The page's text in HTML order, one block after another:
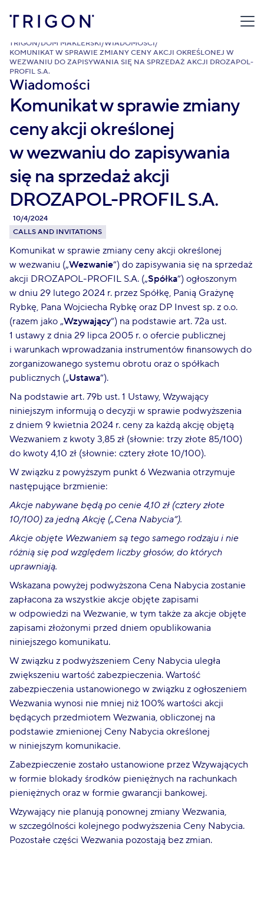
TRIGON/DOM MAKLERSKI/WIADOMOŚCI/
KOMUNIKAT W SPRAWIE ZMIANY CENY AKCJI OKREŚLONEJ W
WEZWANIU DO ZAPISYWANIA SIĘ NA SPRZEDAŻ AKCJI DROZAPOL-
PROFIL S.A.
Wiadomości
Komunikat w sprawie zmiany
ceny akcji określonej
w wezwaniu do zapisywania
się na sprzedaż akcji
DROZAPOL-PROFIL S.A.
10/4/2024
CALLS AND INVITATIONS
Komunikat w sprawie zmiany ceny akcji określonej
w wezwaniu („Wezwanie”) do zapisywania się na sprzedaż
akcji DROZAPOL-PROFIL S.A. („Spółka”) ogłoszonym
w dniu 29 lutego 2024 r. przez Spółkę, Panią Grażynę
Rybkę, Pana Wojciecha Rybkę oraz DP Invest sp. z o.o.
(razem jako „Wzywający”) na podstawie art. 72a ust.
1 ustawy z dnia 29 lipca 2005 r. o ofercie publicznej
i warunkach wprowadzania instrumentów finansowych do
zorganizowanego systemu obrotu oraz o spółkach
publicznych („Ustawa”).
Na podstawie art. 79b ust. 1 Ustawy, Wzywający
niniejszym informują o decyzji w sprawie podwyższenia
z dniem 9 kwietnia 2024 r. ceny za każdą akcję objętą
Wezwaniem z kwoty 3,85 zł (słownie: trzy złote 85/100)
do kwoty 4,10 zł (słownie: cztery złote 10/100).
W związku z powyższym punkt 6 Wezwania otrzymuje
następujące brzmienie:
Akcje nabywane będą po cenie 4,10 zł (cztery złote
10/100) za jedną Akcję („Cena Nabycia”).
Akcje objęte Wezwaniem są tego samego rodzaju i nie
różnią się pod względem liczby głosów, do których
uprawniają.
Wskazana powyżej podwyższona Cena Nabycia zostanie
zapłacona za wszystkie akcje objęte zapisami
w odpowiedzi na Wezwanie, w tym także za akcje objęte
zapisami złożonymi przed dniem opublikowania
niniejszego komunikatu.
W związku z podwyższeniem Ceny Nabycia uległa
zwiększeniu wartość zabezpieczenia. Wartość
zabezpieczenia ustanowionego w związku z ogłoszeniem
Wezwania wynosi nie mniej niż 100% wartości akcji
będących przedmiotem Wezwania, obliczonej na
podstawie zmienionej Ceny Nabycia określonej
w niniejszym komunikacie.
Zabezpieczenie zostało ustanowione przez Wzywających
w formie blokady środków pieniężnych na rachunkach
pieniężnych oraz w formie gwarancji bankowej.
Wzywający nie planują ponownej zmiany Wezwania,
w szczególności kolejnego podwyższenia Ceny Nabycia.
Pozostałe części Wezwania pozostają bez zmian.